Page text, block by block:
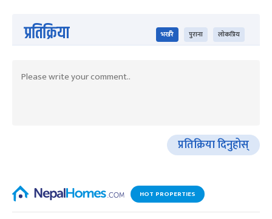
प्रतिक्रिया भर्खरै पुराना लोकप्रिय
प्रतिक्रिया दिनुहोस्
HOT PROPERTIES